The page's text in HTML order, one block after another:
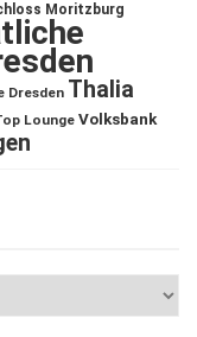
Moritzburg
Dresden Thalia
Lounge Volksbank